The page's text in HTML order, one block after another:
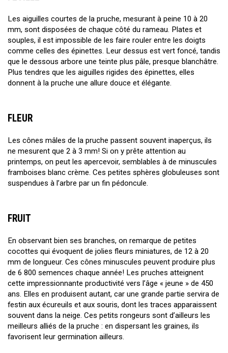
Les aiguilles courtes de la pruche, mesurant à peine 10 à 20
mm, sont disposées de chaque côté du rameau. Plates et
souples, il est impossible de les faire rouler entre les doigts
comme celles des épinettes. Leur dessus est vert foncé, tandis
que le dessous arbore une teinte plus pâle, presque blanchâtre.
Plus tendres que les aiguilles rigides des épinettes, elles
donnent à la pruche une allure douce et élégante.
FLEUR
Les cônes mâles de la pruche passent souvent inaperçus, ils
ne mesurent que 2 à 3 mm! Si on y prête attention au
printemps, on peut les apercevoir, semblables à de minuscules
framboises blanc crème. Ces petites sphères globuleuses sont
suspendues à l’arbre par un fin pédoncule.
FRUIT
En observant bien ses branches, on remarque de petites
cocottes qui évoquent de jolies fleurs miniatures, de 12 à 20
mm de longueur. Ces cônes minuscules peuvent produire plus
de 6 800 semences chaque année! Les pruches atteignent
cette impressionnante productivité vers l’âge « jeune » de 450
ans. Elles en produisent autant, car une grande partie servira de
festin aux écureuils et aux souris, dont les traces apparaissent
souvent dans la neige. Ces petits rongeurs sont d’ailleurs les
meilleurs alliés de la pruche : en dispersant les graines, ils
favorisent leur germination ailleurs.